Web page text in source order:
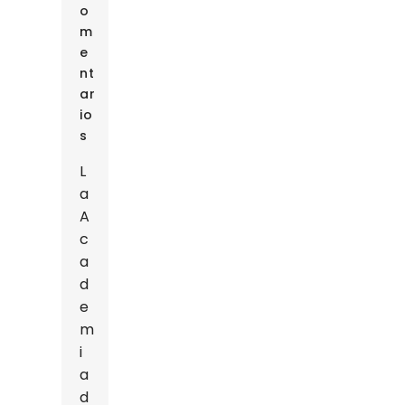
O
M
E
Nt
Ar
Io
S
L
a
A
c
a
d
e
m
i
a
d